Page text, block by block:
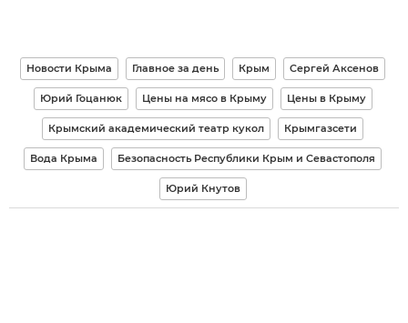
Новости Крыма Главное за день Крым Сергей Аксенов
Юрий Гоцанюк Цены на мясо в Крыму Цены в Крыму
Крымский академический театр кукол Крымгазсети
Вода Крыма Безопасность Республики Крым и Севастополя
Юрий Кнутов